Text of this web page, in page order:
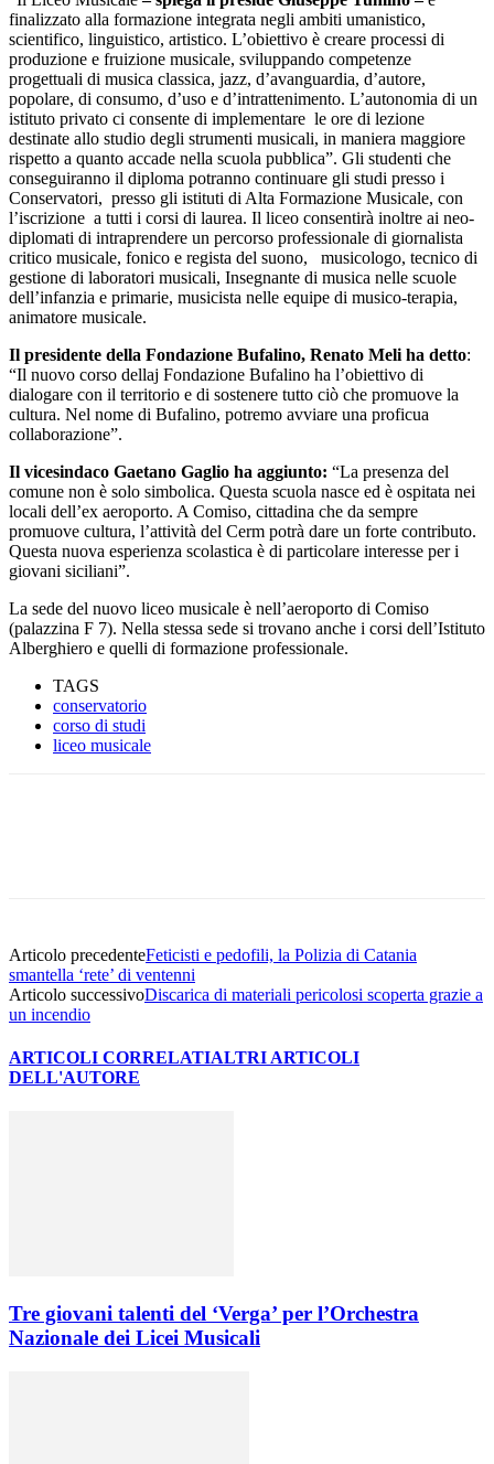
finalizzato alla formazione integrata negli ambiti umanistico,
scientifico, linguistico, artistico. L’obiettivo è creare processi di
produzione e fruizione musicale, sviluppando competenze
progettuali di musica classica, jazz, d’avanguardia, d’autore,
popolare, di consumo, d’uso e d’intrattenimento. L’autonomia di un
istituto privato ci consente di implementare le ore di lezione
destinate allo studio degli strumenti musicali, in maniera maggiore
rispetto a quanto accade nella scuola pubblica”. Gli studenti che
conseguiranno il diploma potranno continuare gli studi presso i
Conservatori, presso gli istituti di Alta Formazione Musicale, con
l’iscrizione a tutti i corsi di laurea. Il liceo consentirà inoltre ai neo-
diplomati di intraprendere un percorso professionale di giornalista
critico musicale, fonico e regista del suono, musicologo, tecnico di
gestione di laboratori musicali, Insegnante di musica nelle scuole
dell’infanzia e primarie, musicista nelle equipe di musico-terapia,
animatore musicale.
Il presidente della Fondazione Bufalino, Renato Meli ha detto:
“Il nuovo corso dellaj Fondazione Bufalino ha l’obiettivo di
dialogare con il territorio e di sostenere tutto ciò che promuove la
cultura. Nel nome di Bufalino, potremo avviare una proficua
collaborazione”.
Il vicesindaco Gaetano Gaglio ha aggiunto: “La presenza del
comune non è solo simbolica. Questa scuola nasce ed è ospitata nei
locali dell’ex aeroporto. A Comiso, cittadina che da sempre
promuove cultura, l’attività del Cerm potrà dare un forte contributo.
Questa nuova esperienza scolastica è di particolare interesse per i
giovani siciliani”.
La sede del nuovo liceo musicale è nell’aeroporto di Comiso
(palazzina F 7). Nella stessa sede si trovano anche i corsi dell’Istituto
Alberghiero e quelli di formazione professionale.
TAGS
conservatorio
corso di studi
liceo musicale
Articolo precedenteFeticisti e pedofili, la Polizia di Catania
smantella ‘rete’ di ventenni
Articolo successivoDiscarica di materiali pericolosi scoperta grazie a
un incendio
ARTICOLI CORRELATIALTRI ARTICOLI
DELL'AUTORE
Tre giovani talenti del ‘Verga’ per l’Orchestra
Nazionale dei Licei Musicali